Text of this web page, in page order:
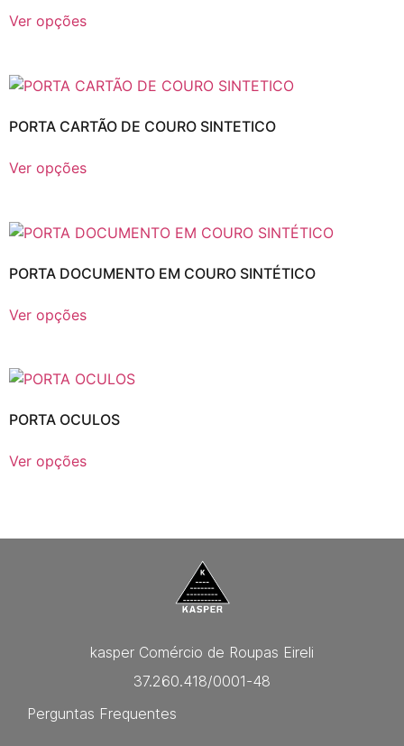
Ver opções
PORTA CARTÃO DE COURO SINTETICO
Ver opções
PORTA DOCUMENTO EM COURO SINTÉTICO
Ver opções
PORTA OCULOS
Ver opções
kasper Comércio de Roupas Eireli
37.260.418/0001-48
Perguntas Frequentes